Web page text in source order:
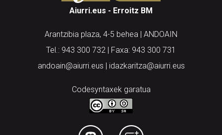
Aiurri.eus - Erroitz BM
Arantzibia plaza, 4-5 behea | ANDOAIN
Tel.: 943 300 732 | Faxa: 943 300 731
andoain@aiurri.eus | idazkaritza@aiurri.eus
Codesyntaxek garatua